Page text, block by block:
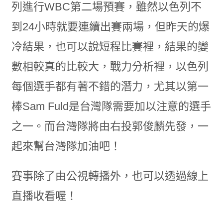
列進行WBC第二場預賽，雖然以色列不
到24小時就要連續出賽兩場，但昨天的爆
冷結果，也可以說短程比賽裡，結果的變
數相較真的比較大，戰力分析裡，以色列
每個選手都有著不錯的潛力，尤其以第一
棒Sam Fuld是台灣隊需要加以注意的選手
之一。而台灣隊將由右投郭俊麟先發，一
起來幫台灣隊加油吧！
賽事除了由公視轉播外，也可以透過線上
直播收看喔！